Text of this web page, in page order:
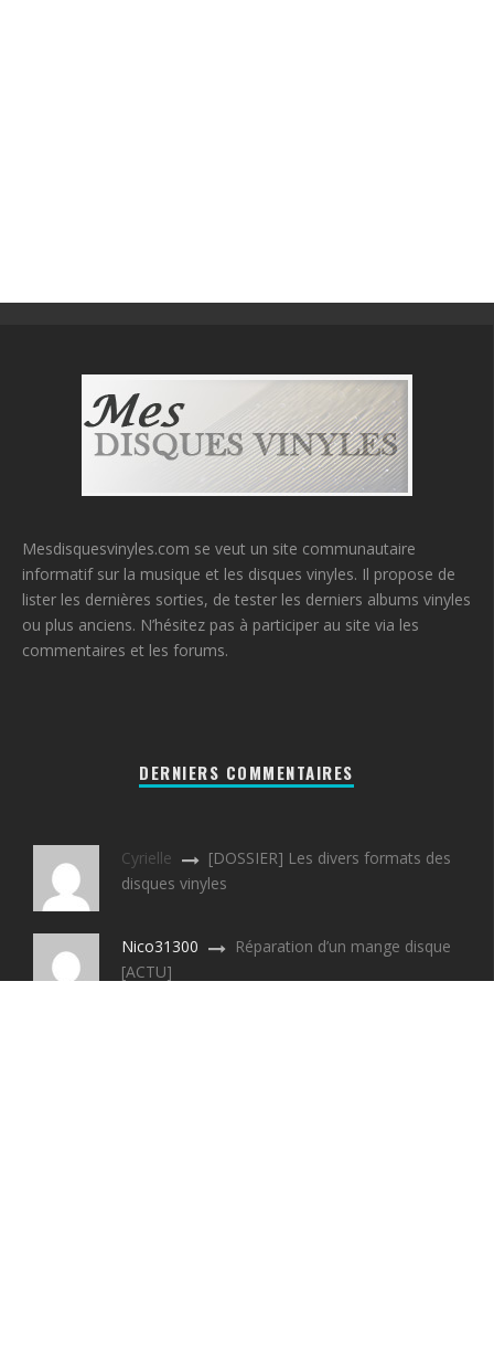
Mesdisquesvinyles.com se veut un site communautaire
informatif sur la musique et les disques vinyles. Il propose de
lister les dernières sorties, de tester les derniers albums vinyles
ou plus anciens. N’hésitez pas à participer au site via les
commentaires et les forums.
DERNIERS COMMENTAIRES
Cyrielle
[DOSSIER] Les divers formats des
disques vinyles
Nico31300
Réparation d’un mange disque
[ACTU]